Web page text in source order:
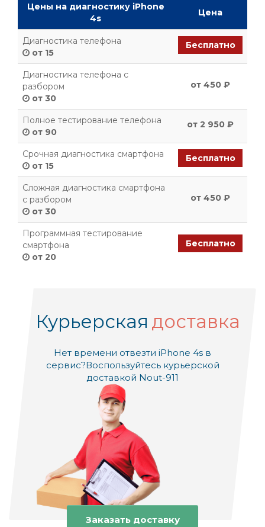
Цены на диагностику iPhone
4s
Цена
Диагностика телефона
от 15
Бесплатно
Диагностика телефона с
разбором
от 30
от 450 ₽
Полное тестирование телефона
от 90
от 2 950 ₽
Срочная диагностика смартфона
от 15
Бесплатно
Сложная диагностика смартфона
с разбором
от 30
от 450 ₽
Программная тестирование
смартфона
от 20
Бесплатно
Курьерская доставка
Нет времени отвезти iPhone 4s в
сервис?Воспользуйтесь курьерской
доставкой Nout-911
Заказать доставку